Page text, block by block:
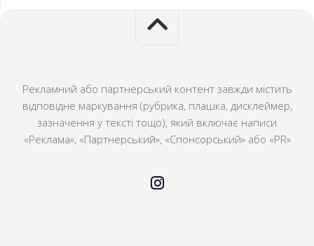
Рекламний або партнерський контент завжди містить
відповідне маркування (рубрика, плашка, дисклеймер,
зазначення у тексті тощо), який включає написи
«Реклама», «Партнерський», «Спонсорський» або «PR»